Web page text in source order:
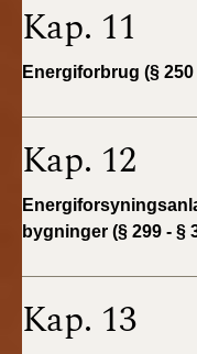
Kap. 11
Energiforbrug (§ 250
Kap. 12
bygninger (§ 299 - §
Kap. 13